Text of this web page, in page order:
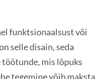
funktsionaalsust või
selle disain, seda
mis lõpuks
tegemine võib maksta